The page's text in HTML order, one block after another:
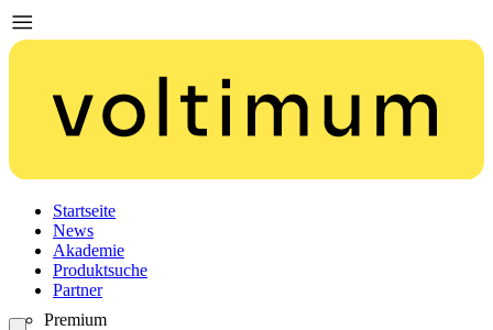
Startseite
News
Akademie
Produktsuche
Partner
Premium